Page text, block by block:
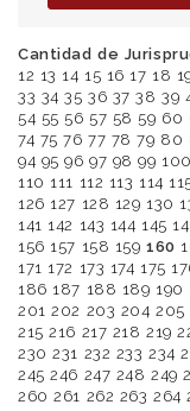
Cantidad de
12 13 14 15 16 17 18
33 34 35 36 37 38 39
54 55 56 57 58 59 60
74 75 76 77 78 79 80
94 95 96 97 98 99 100
110 111 112 113 114
126 127 128 129 130
141 142 143 144 145
156 157 158 159 160
171 172 173 174 175
186 187 188 189 190
201 202 203 204 205
215 216 217 218 219
230 231 232 233 234
245 246 247 248 249
260 261 262 263 264